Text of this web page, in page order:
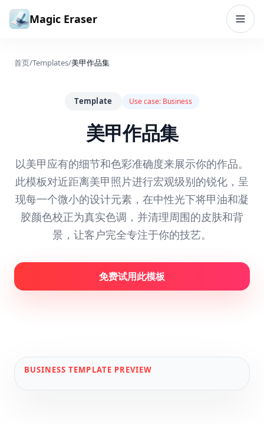
跳到内容
Magic Eraser
首页/Templates/美甲作品集
Template Use case: Business
美甲作品集
以美甲应有的细节和色彩准确度来展示你的作品。
此模板对近距离美甲照片进行宏观级别的锐化，呈
现每一个微小的设计元素，在中性光下将甲油和凝
胶颜色校正为真实色调，并清理周围的皮肤和背
景，让客户完全专注于你的技艺。
免费试用此模板
BUSINESS TEMPLATE PREVIEW